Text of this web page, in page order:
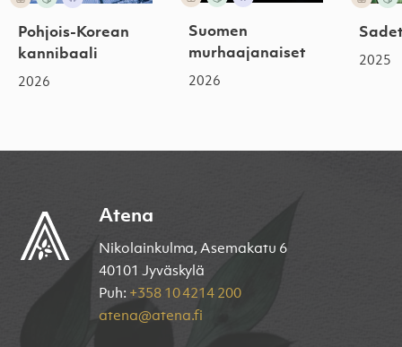
Pohjois-Korean
kannibaali
2026
Suomen
murhaajanaiset
2026
2025
Atena
Nikolainkulma, Asemakatu 6
40101 Jyväskylä
Puh: +358 10 4214 200
atena@atena.fi